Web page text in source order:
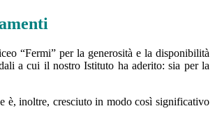
“Fermi” per la generosità e la disponibilità
a cui il nostro Istituto ha aderito: sia per la
è, inoltre, cresciuto in modo così significativo